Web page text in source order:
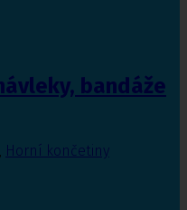
bandáže
, Horní končetiny